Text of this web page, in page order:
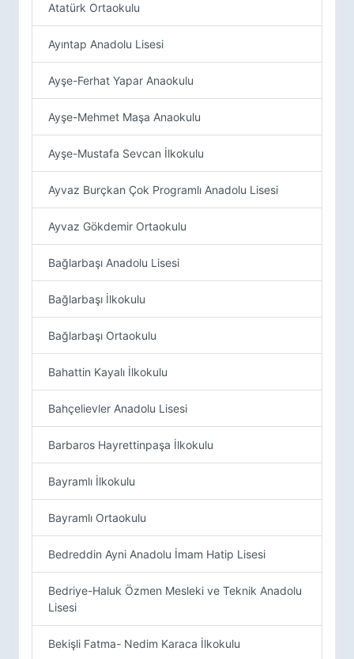
Atatürk Ortaokulu
Ayıntap Anadolu Lisesi
Ayşe-Ferhat Yapar Anaokulu
Ayşe-Mehmet Maşa Anaokulu
Ayşe-Mustafa Sevcan İlkokulu
Ayvaz Burçkan Çok Programlı Anadolu Lisesi
Ayvaz Gökdemir Ortaokulu
Bağlarbaşı Anadolu Lisesi
Bağlarbaşı İlkokulu
Bağlarbaşı Ortaokulu
Bahattin Kayalı İlkokulu
Bahçelievler Anadolu Lisesi
Barbaros Hayrettinpaşa İlkokulu
Bayramlı İlkokulu
Bayramlı Ortaokulu
Bedreddin Ayni Anadolu İmam Hatip Lisesi
Bedriye-Haluk Özmen Mesleki ve Teknik Anadolu
Lisesi
Bekişli Fatma- Nedim Karaca İlkokulu